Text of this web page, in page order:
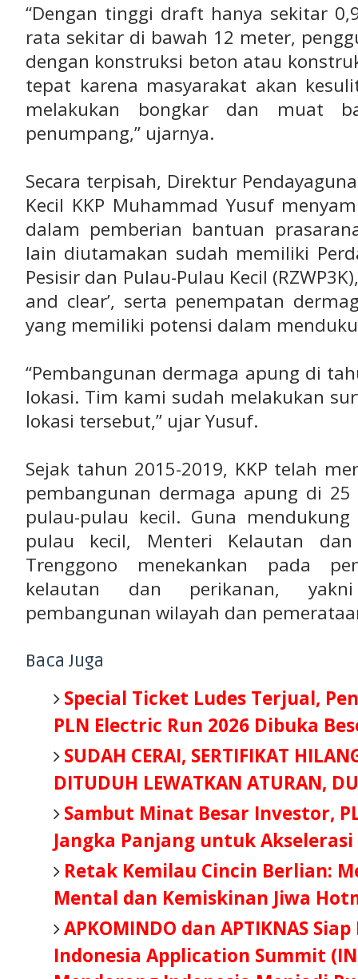
“Dengan tinggi draft hanya sekitar
rata sekitar di bawah 12 meter,
dengan konstruksi beton atau
tepat karena masyarakat akan
melakukan bongkar dan muat
penumpang,” ujarnya.
Secara terpisah, Direktur
Kecil KKP Muhammad Yusuf
dalam pemberian bantuan
lain diutamakan sudah memiliki
Pesisir dan Pulau-Pulau Kecil
and clear’, serta penempatan
yang memiliki potensi dalam
“Pembangunan dermaga apung di
lokasi. Tim kami sudah melakukan
lokasi tersebut,” ujar Yusuf.
Sejak tahun 2015-2019, KKP telah
pembangunan dermaga apung di
pulau-pulau kecil. Guna
pulau kecil, Menteri Kelautan
Trenggono menekankan pada
kelautan dan perikanan,
pembangunan wilayah dan
Baca Juga
Special Ticket Ludes Terjual,
PLN Electric Run 2026 Dibuka
SUDAH CERAI, SERTIFIKAT
DITUDUH LEWATKAN ATURAN,
Sambut Minat Besar Investor,
Jangka Panjang untuk Akselerasi
Retak Kemilau Cincin Berlian:
Mental dan Kemiskinan Jiwa
APKOMINDO dan APTIKNAS
Indonesia Application Summit